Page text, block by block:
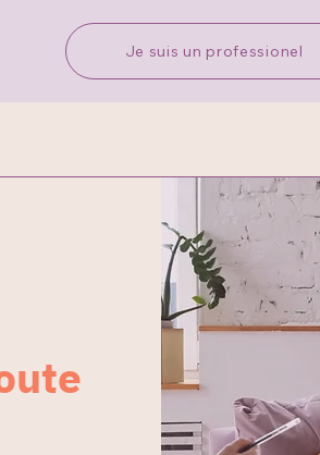
Je suis un professionel